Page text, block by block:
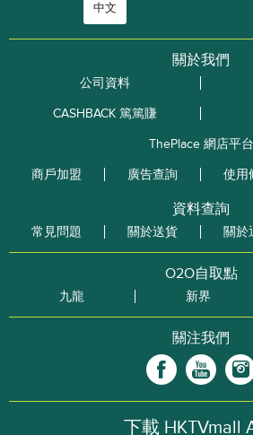
中文
關於我們
公司資料
CASHBACK 篤篤賺
ThePlace 網店平台
商戶加盟
廣告查詢 使用
資料查詢
常見問題 關於送貨 關於
O2O自取點
九龍 新界
關注我們
下載 HKTVmall